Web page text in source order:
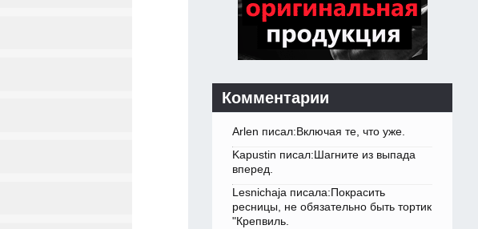
Комментарии
Arlen писал:Включая те, что уже.
Kapustin писал:Шагните из выпада
вперед.
Lesnichaja писала:Покрасить
ресницы, не обязательно быть тортик
"Крепвиль.